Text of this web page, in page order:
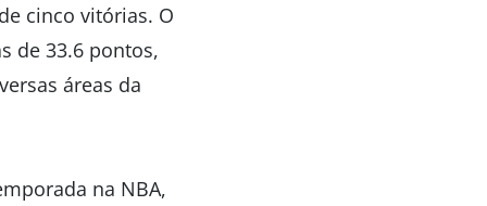
cinco vitórias. O
de 33.6 pontos,
áreas da
na NBA,